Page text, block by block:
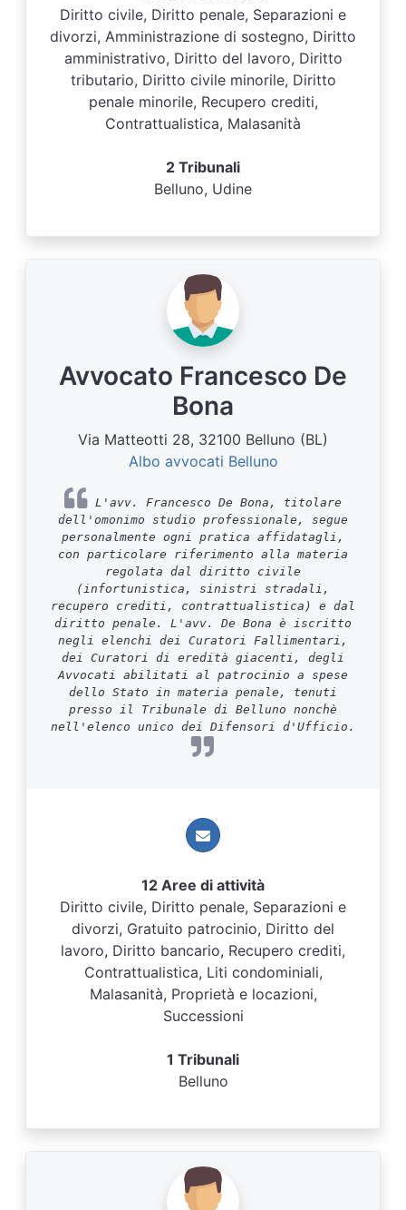
Diritto civile, Diritto penale, Separazioni e
divorzi, Amministrazione di sostegno, Diritto
amministrativo, Diritto del lavoro, Diritto
tributario, Diritto civile minorile, Diritto
penale minorile, Recupero crediti,
Contrattualistica, Malasanità
2 Tribunali
Belluno, Udine
Avvocato Francesco De
Bona
Via Matteotti 28, 32100 Belluno (BL)
Albo avvocati Belluno
L'avv. Francesco De Bona, titolare
dell'omonimo studio professionale, segue
personalmente ogni pratica affidatagli,
con particolare riferimento alla materia
regolata dal diritto civile
(infortunistica, sinistri stradali,
recupero crediti, contrattualistica) e dal
diritto penale. L'avv. De Bona è iscritto
negli elenchi dei Curatori Fallimentari,
dei Curatori di eredità giacenti, degli
Avvocati abilitati al patrocinio a spese
dello Stato in materia penale, tenuti
presso il Tribunale di Belluno nonchè
nell'elenco unico dei Difensori d'Ufficio.
12 Aree di attività
Diritto civile, Diritto penale, Separazioni e
divorzi, Gratuito patrocinio, Diritto del
lavoro, Diritto bancario, Recupero crediti,
Contrattualistica, Liti condominiali,
Malasanità, Proprietà e locazioni,
Successioni
1 Tribunali
Belluno